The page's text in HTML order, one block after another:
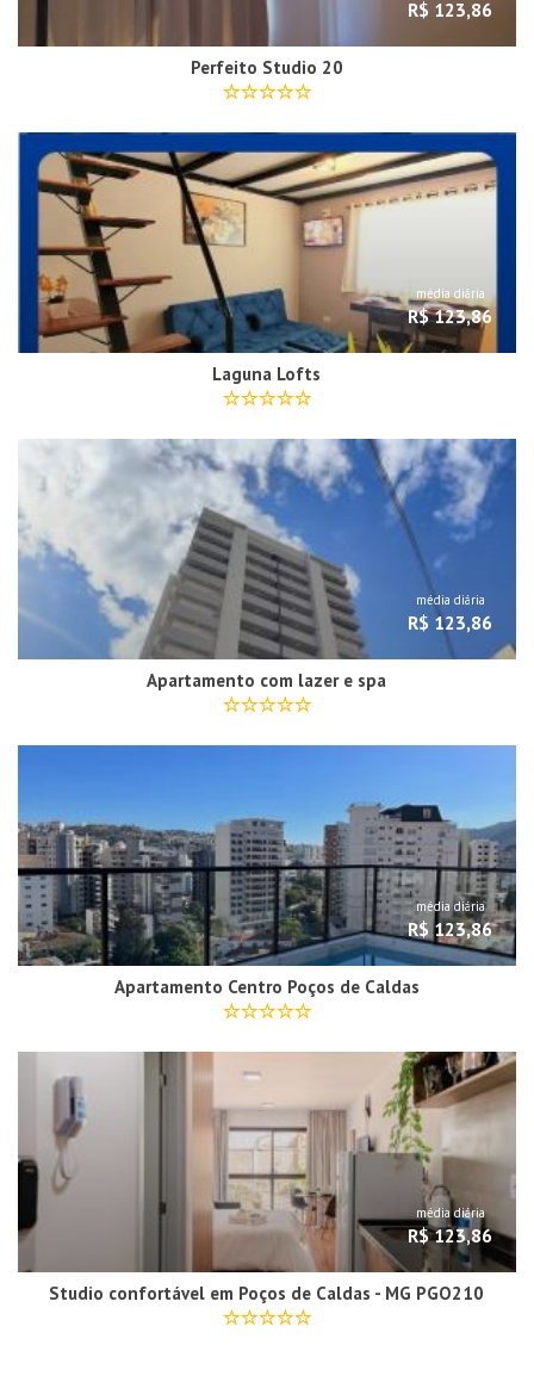
R$ 123,86
Perfeito Studio 20
média diária
R$ 123,86
Laguna Lofts
média diária
R$ 123,86
Apartamento com lazer e spa
média diária
R$ 123,86
Apartamento Centro Poços de Caldas
média diária
R$ 123,86
Studio confortável em Poços de Caldas - MG PGO210